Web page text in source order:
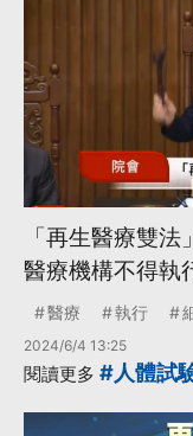
「再生醫療雙
醫療機構不得執
醫療 執行
2024/6/4 13:25
閱讀更多 #人體試